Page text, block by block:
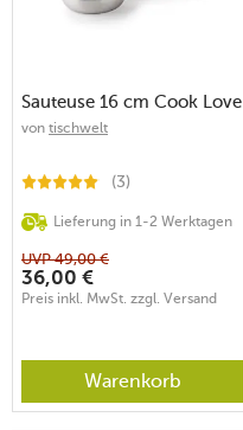
Sauteuse 16 cm Cook Love
von tischwelt
(3)
Lieferung in 1-2 Werktagen
UVP49,00 €
36,00 €
Preis inkl. MwSt. zzgl. Versand
Warenkorb